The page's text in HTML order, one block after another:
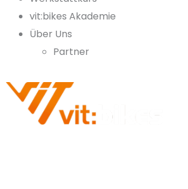
vit:bikes Akademie
Über Uns
Partner